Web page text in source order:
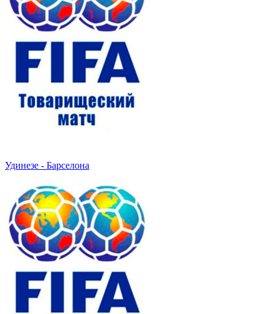
Удинезе - Барселона